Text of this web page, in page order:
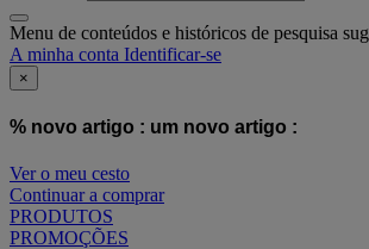
Menu de conteúdos e históricos de pesquisa
A minha conta Identificar-se
×
% novo artigo : um novo artigo :
Ver o meu cesto
Continuar a comprar
PRODUTOS
PROMOÇÕES